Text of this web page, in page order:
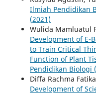
Ilmiah Pendidikan
(2021)
Wulida Mamluatul
Development of E-
to Train Critical
Function of Plant
Pendidikan Biologi
Diffa Rachma
Development of